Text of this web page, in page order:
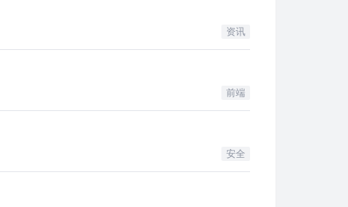
资讯
前端
安全